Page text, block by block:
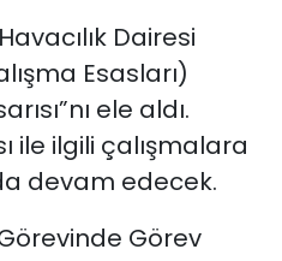
Dairesi
Esasları)
ele aldı.
ile ilgili çalışmalara
devam edecek.
Görev